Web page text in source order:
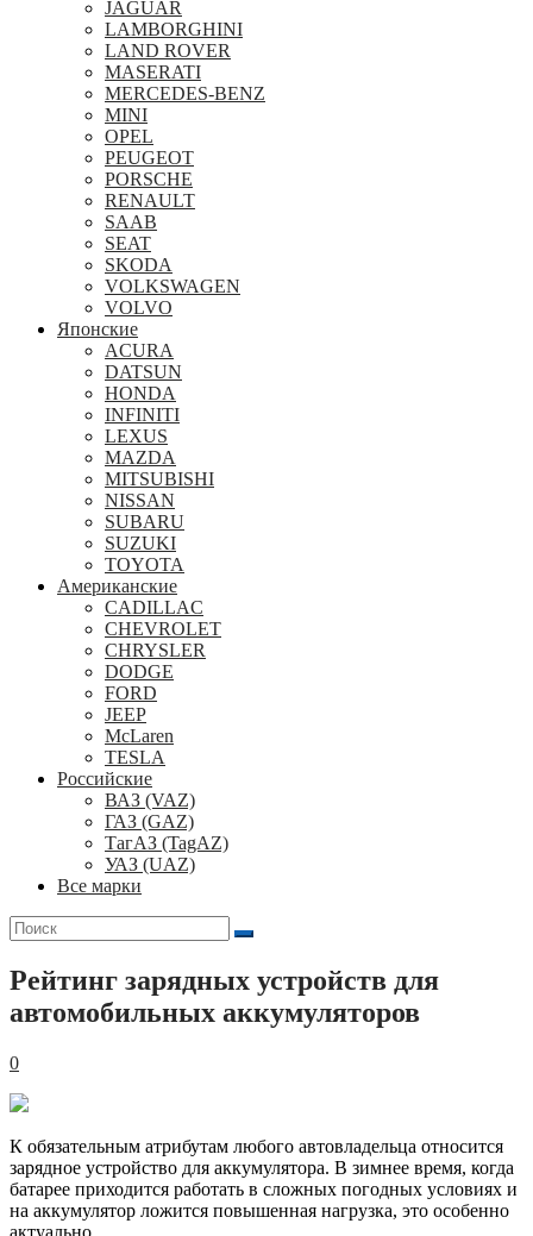
JAGUAR
LAMBORGHINI
LAND ROVER
MASERATI
MERCEDES-BENZ
MINI
OPEL
PEUGEOT
PORSCHE
RENAULT
SAAB
SEAT
SKODA
VOLKSWAGEN
VOLVO
Японские
ACURA
DATSUN
HONDA
INFINITI
LEXUS
MAZDA
MITSUBISHI
NISSAN
SUBARU
SUZUKI
TOYOTA
Американские
CADILLAC
CHEVROLET
CHRYSLER
DODGE
FORD
JEEP
McLaren
TESLA
Российские
ВАЗ (VAZ)
ГАЗ (GAZ)
ТагАЗ (TagAZ)
УАЗ (UAZ)
Все марки
Поиск
для:
Рейтинг зарядных устройств для
автомобильных аккумуляторов
0
К обязательным атрибутам любого автовладельца относится
зарядное устройство для аккумулятора. В зимнее время, когда
батарее приходится работать в сложных погодных условиях и
на аккумулятор ложится повышенная нагрузка, это особенно
актуально.